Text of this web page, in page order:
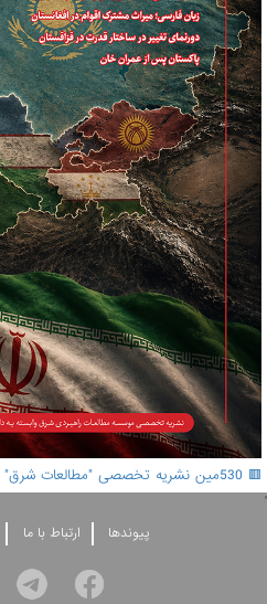
🟥 530مین نشریه تخصصی "مطالعات شرق" منتشر شد.
'
پيوندها ارتباط با ما